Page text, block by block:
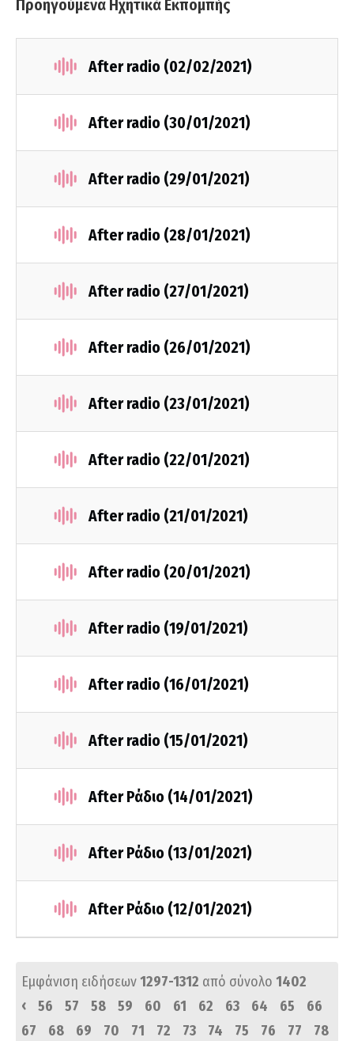
Προηγούμενα Ηχητικά Εκπομπής
After radio (02/02/2021)
After radio (30/01/2021)
After radio (29/01/2021)
After radio (28/01/2021)
After radio (27/01/2021)
After radio (26/01/2021)
After radio (23/01/2021)
After radio (22/01/2021)
After radio (21/01/2021)
After radio (20/01/2021)
After radio (19/01/2021)
After radio (16/01/2021)
After radio (15/01/2021)
After Ράδιο (14/01/2021)
After Ράδιο (13/01/2021)
After Ράδιο (12/01/2021)
Εμφάνιση ειδήσεων1297-1312 από σύνολο 1402
‹
56 57 58 59 60 61 62 63 64 65
66
67
68 69 70 71 72 73 74 75 76 77
78